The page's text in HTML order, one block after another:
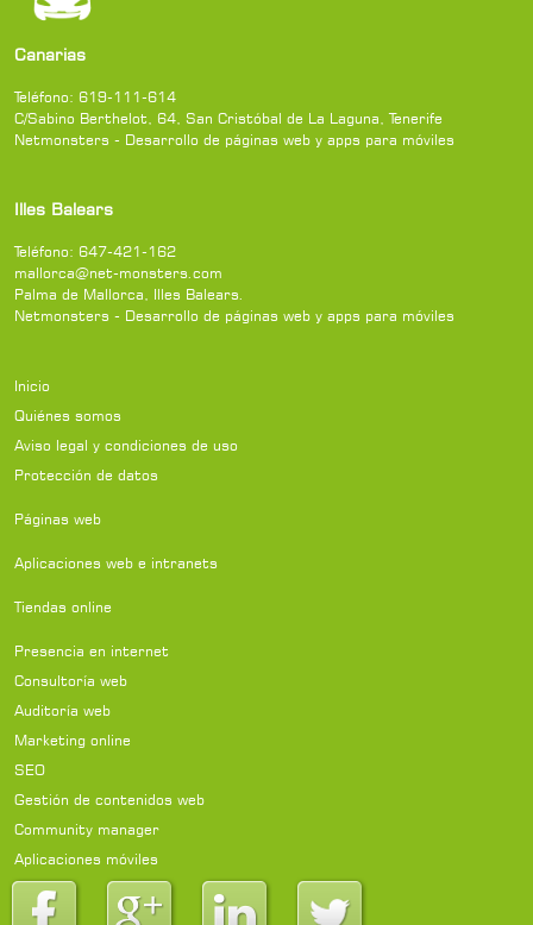
Canarias
Teléfono: 619-111-614
C/Sabino Berthelot, 64 San Cristóbal de La Laguna ,Tenerife
Netmonsters - Desarrollo de páginas web y apps para móviles
Illes Balears
Teléfono: 647-421-162
mallorca@net-monsters.com
Palma de Mallorca
Illes Balears
Netmonsters - Desarrollo de páginas web y apps para móviles
Inicio
Quiénes somos
Aviso legal y condiciones de uso
Protección de datos
Páginas web
Aplicaciones web e intranets
Tiendas online
Presencia en internet
Consultoría web
Auditoría web
Marketing online
SEO
Gestión de contenidos web
Community manager
Aplicaciones móviles